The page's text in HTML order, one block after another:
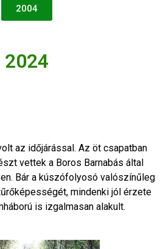
2004
2024
az időjárással. Az öt csapatban
vettek a Boros Barnabás által
Bár a kúszófolyosó valószínűleg
mindenki jól érzete
is izgalmasan alakult.